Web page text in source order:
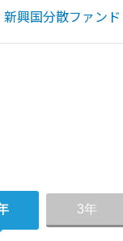
興国分散ファン